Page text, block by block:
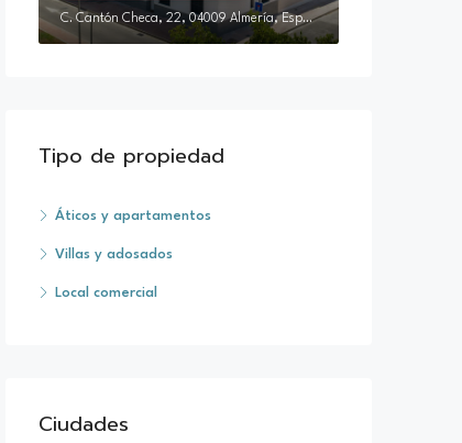
C. Cantón Checa, 22, 04009 Almería, España
Tipo de propiedad
Áticos y apartamentos
Villas y adosados
Local comercial
Ciudades